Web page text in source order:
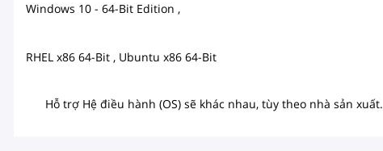
Windows 10 - 64-Bit Edition ,
RHEL x86 64-Bit , Ubuntu x86 64-Bit
Hỗ trợ Hệ điều hành (OS) sẽ khác nhau, tùy theo nhà sản xuất.